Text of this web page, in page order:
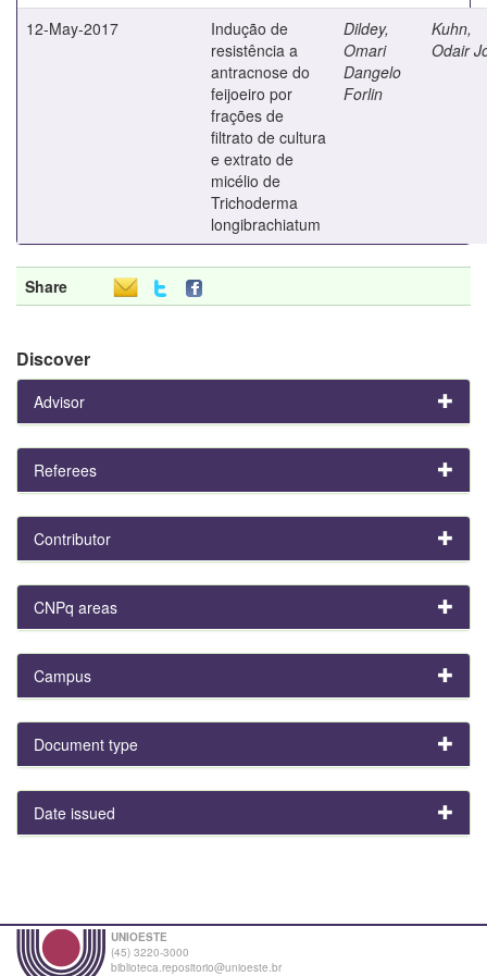
12-May-2017
Indução de
resistência a
antracnose do
feijoeiro por
frações de
filtrato de cultura
e extrato de
micélio de
Trichoderma
longibrachiatum
Dildey,
Omari
Dangelo
Forlin
Kuhn,
Odair
Share
Discover
Advisor
Referees
Contributor
CNPq areas
Campus
Document type
Date issued
UNIOESTE
(45) 3220-3000
biblioteca.repositorio@unioeste.br